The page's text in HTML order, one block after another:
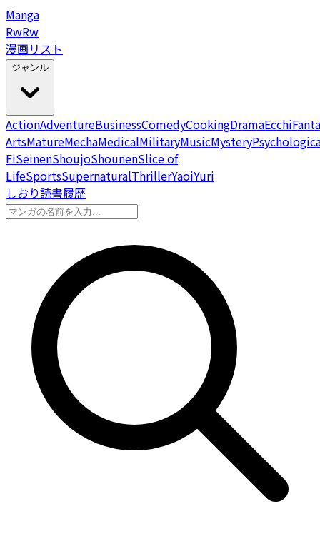
Manga
RwRw
漫画リスト
ジャンル
ActionAdventureBusinessComedyCookingDramaEcchi
ArtsMatureMechaMedicalMilitaryMusicMystery
FiSeinenShoujoShounenSlice of
LifeSportsSupernaturalThrillerYaoiYuri
しおり読書履歴